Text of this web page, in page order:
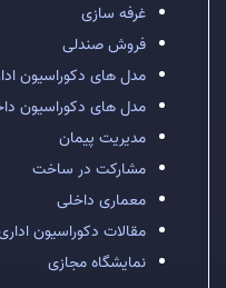
غرفه سازی
فروش صندلی
مدل های دکوراسیون
مدل های دکوراسیون
مدیریت پیمان
مشارکت در ساخت
معماری داخلی
مقالات دکوراسیون
نمایشگاه مجازی